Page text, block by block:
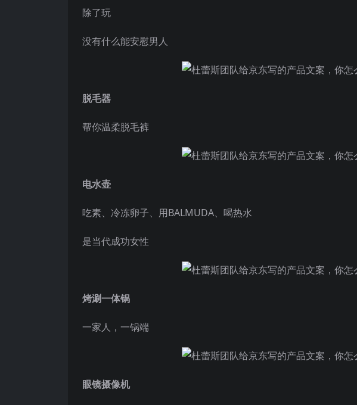
除了玩
没有什么能安慰男人
脱毛器
帮你温柔脱毛裤
电水壶
吃素、冷冻卵子、用BALMUDA、喝热水
是当代成功女性
烤涮一体锅
一家人，一锅端
眼镜摄像机